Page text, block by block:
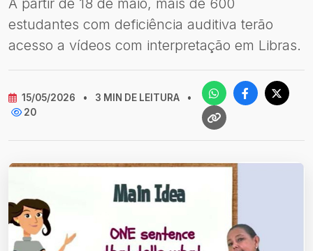
A partir de 18 de maio, mais de 600
estudantes com deficiência auditiva terão
acesso a vídeos com interpretação em Libras.
15/05/2026 • 3 MIN DE LEITURA
•
20